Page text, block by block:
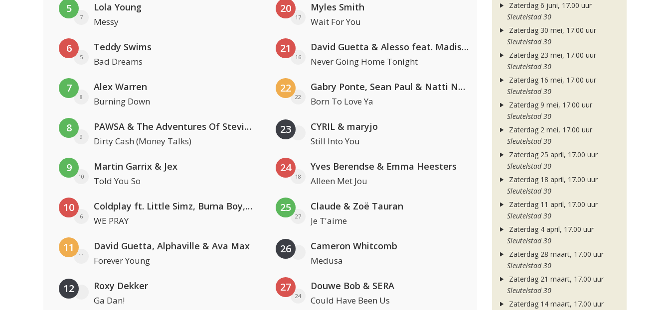
5
7
Lola Young
Messy
6
5
Teddy Swims
Bad Dreams
7
8
Alex Warren
Burning Down
8
9
PAWSA & The Adventures Of Stevie V
Dirty Cash (Money Talks)
9
10
Martin Garrix & Jex
Told You So
10
6
Coldplay ft. Little Simz, Burna Boy, Elyanna & Tini
WE PRAY
11
11
David Guetta, Alphaville & Ava Max
Forever Young
12 Roxy Dekker
Ga Dan!
20
17
Myles Smith
Wait For You
21
16
David Guetta & Alesso feat. Madison Love
Never Going Home Tonight
22
22
Gabry Ponte, Sean Paul & Natti Natasha
Born To Love Ya
23 CYRIL & maryjo
Still Into You
24
18
Yves Berendse & Emma Heesters
Alleen Met Jou
25
27
Claude & Zoë Tauran
Je T'aime
26 Cameron Whitcomb
Medusa
27
24
Douwe Bob & SERA
Could Have Been Us
Zaterdag 6 juni, 17.00 uur
Sleutelstad 30
Zaterdag 30 mei, 17.00 uur
Sleutelstad 30
Zaterdag 23 mei, 17.00 uur
Sleutelstad 30
Zaterdag 16 mei, 17.00 uur
Sleutelstad 30
Zaterdag 9 mei, 17.00 uur
Sleutelstad 30
Zaterdag 2 mei, 17.00 uur
Sleutelstad 30
Zaterdag 25 april, 17.00 uur
Sleutelstad 30
Zaterdag 18 april, 17.00 uur
Sleutelstad 30
Zaterdag 11 april, 17.00 uur
Sleutelstad 30
Zaterdag 4 april, 17.00 uur
Sleutelstad 30
Zaterdag 28 maart, 17.00 uur
Sleutelstad 30
Zaterdag 21 maart, 17.00 uur
Sleutelstad 30
Zaterdag 14 maart, 17.00 uur